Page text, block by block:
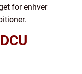
for enhver